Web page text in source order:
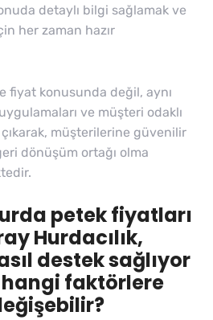
detaylı bilgi sağlamak ve
her zaman hazır
fiyat konusunda değil, aynı
ve müşteri odaklı
çıkarak, müşterilerine güvenilir
dönüşüm ortağı olma
petek fiyatları
Hurdacılık,
destek sağlıyor
faktörlere